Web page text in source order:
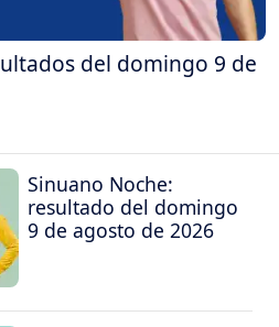
del domingo 9 de
Sinuano Noche:
resultado del domingo
9 de agosto de 2026